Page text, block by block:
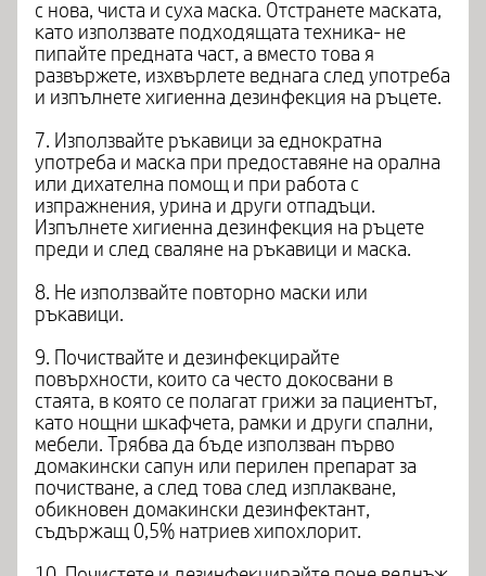
с нова, чиста и суха маска. Отстранете маската,
като използвате подходящата техника- не
пипайте предната част, а вместо това я
развържете, изхвърлете веднага след употреба
и изпълнете хигиенна дезинфекция на ръцете.
7. Използвайте ръкавици за еднократна
употреба и маска при предоставяне на орална
или дихателна помощ и при работа с
изпражнения, урина и други отпадъци.
Изпълнете хигиенна дезинфекция на ръцете
преди и след сваляне на ръкавици и маска.
8. Не използвайте повторно маски или
ръкавици.
9. Почиствайте и дезинфекцирайте
повърхности, които са често докосвани в
стаята, в която се полагат грижи за пациентът,
като нощни шкафчета, рамки и други спални,
мебели. Трябва да бъде използван първо
домакински сапун или перилен препарат за
почистване, а след това след изплакване,
обикновен домакински дезинфектант,
съдържащ 0,5% натриев хипохлорит.